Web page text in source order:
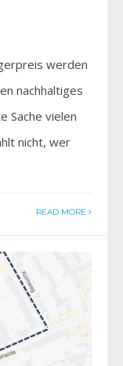
werden
nachhaltiges
Sache vielen
nicht, wer
READ MORE